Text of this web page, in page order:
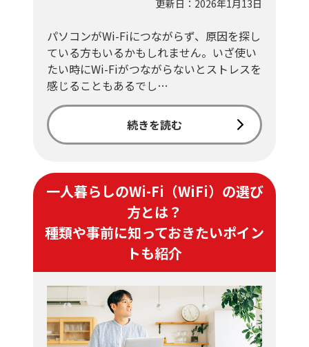
更新日：2026年1月13日
パソコンがWi-Fiにつながらず、原因を探し
ている方もいるかもしれません。いざ使い
たい時にWi-Fiがつながらないとストレスを
感じることもあるでし…
続きを読む
一人暮らしのWi-Fi（WiFi）の選び
方とは？
種類や事前に知っておきたいポイン
トも紹介